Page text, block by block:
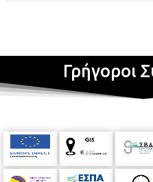
Γρήγοροι